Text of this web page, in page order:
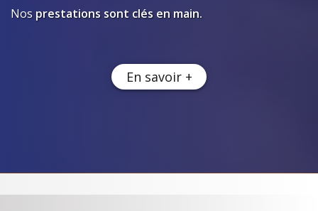
Nos prestations sont clés en main.
En savoir +